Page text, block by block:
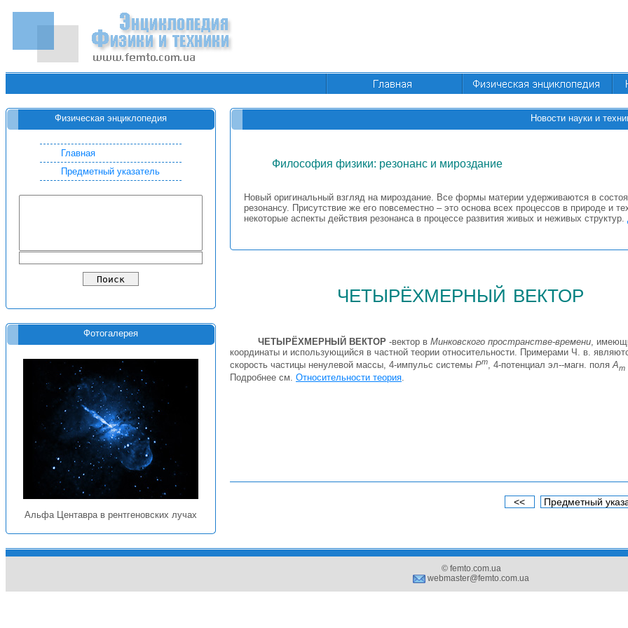
Физическая энциклопедия
Главная
Предметный указатель
Фотогалерея
Альфа Центавра в рентгеновских лучах
Новости науки и
Философия физики: резонанс и мироздание
Новый оригинальный взгляд на мироздание. Все формы материи удерживаются в
резонансу. Присутствие же его повсеместно – это основа всех процессов в природе и
некоторые аспекты действия резонанса в процессе развития живых и неживых структур.
четырёхмерный вектор
ЧЕТЫРЁХМЕРНЫЙ ВЕКТОР -вектор в Минковского пространстве-времени,
координаты и использующийся в частной теории относительности. Примерами Ч. в.
скорость частицы ненулевой массы, 4-импульс системы Pm, 4-потенциал эл--магн. поляАm
Подробнее см. Относительности теория.
<< Предметный
© femto.com.ua
webmaster@femto.com.ua